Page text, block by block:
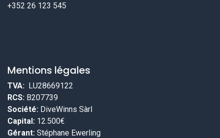
+352 26 123 545
Mentions légales
TVA: LU28669122
RCS: B207739
Société: DiveWinns Sàrl
Capital: 12.500€
Gérant: Stéphane Ewerling